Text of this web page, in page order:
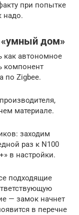
при попытке
надо.
«умный дом»
как автономное
компонент
по Zigbee.
материале.
заходим
раз к N100
в настройки.
подходящие
— замок начнет
в перечне